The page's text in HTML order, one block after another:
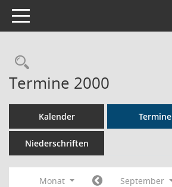
Toggle navigation
Rechercheauswahl
Termine 2000
Kalender Termine
Niederschriften
Monat September